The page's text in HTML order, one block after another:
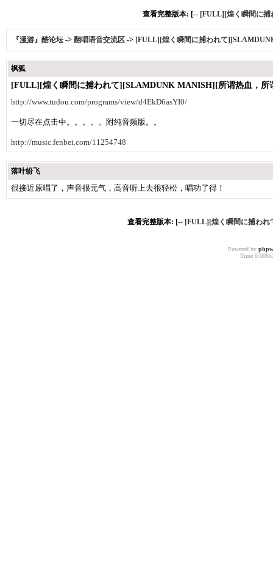
查看完整版本: [-- [FULL][煌く瞬間に
『漫游』酷论坛 -> 翻唱语音交流区 -> [FULL][煌く瞬間に捕われて
枫狐
[FULL][煌く瞬間に捕われて][SLAMDUNK MANISH][所谓热血，所
http://www.tudou.com/programs/view/d4EkD6asYI0/
一切尽在点击中。。。。。附纯音频版。。
http://music.fenbei.com/11254748
落叶纷飞
很接近原唱了，声音很元气，高音听上去很轻松，唱功了得！
查看完整版本: [-- [FULL][煌く瞬間に捕わ
Powered by
Time